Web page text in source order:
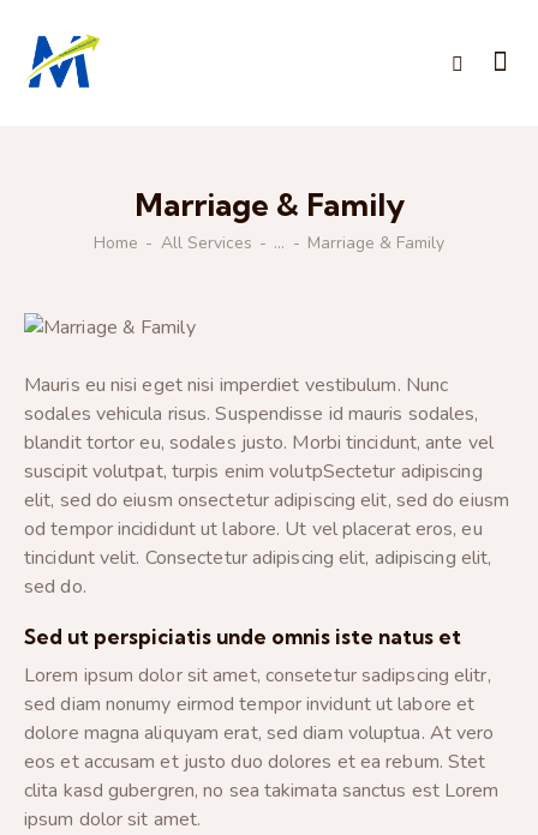
Marriage & Family
Home All Services ... Marriage & Family
Mauris eu nisi eget nisi imperdiet vestibulum. Nunc
sodales vehicula risus. Suspendisse id mauris sodales,
blandit tortor eu, sodales justo. Morbi tincidunt, ante vel
suscipit volutpat, turpis enim volutpSectetur adipiscing
elit, sed do eiusm onsectetur adipiscing elit, sed do eiusm
od tempor incididunt ut labore. Ut vel placerat eros, eu
tincidunt velit. Consectetur adipiscing elit, adipiscing elit,
sed do.
Sed ut perspiciatis unde omnis iste natus et
Lorem ipsum dolor sit amet, consetetur sadipscing elitr,
sed diam nonumy eirmod tempor invidunt ut labore et
dolore magna aliquyam erat, sed diam voluptua. At vero
eos et accusam et justo duo dolores et ea rebum. Stet
clita kasd gubergren, no sea takimata sanctus est Lorem
ipsum dolor sit amet.